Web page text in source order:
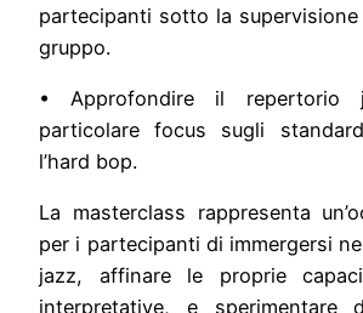
partecipanti sotto la
gruppo.
• Approfondire il repertorio
particolare focus sugli
l’hard bop.
La masterclass rappresenta
per i partecipanti di immergersi
jazz, affinare le proprie
interpretative, e sperimentare